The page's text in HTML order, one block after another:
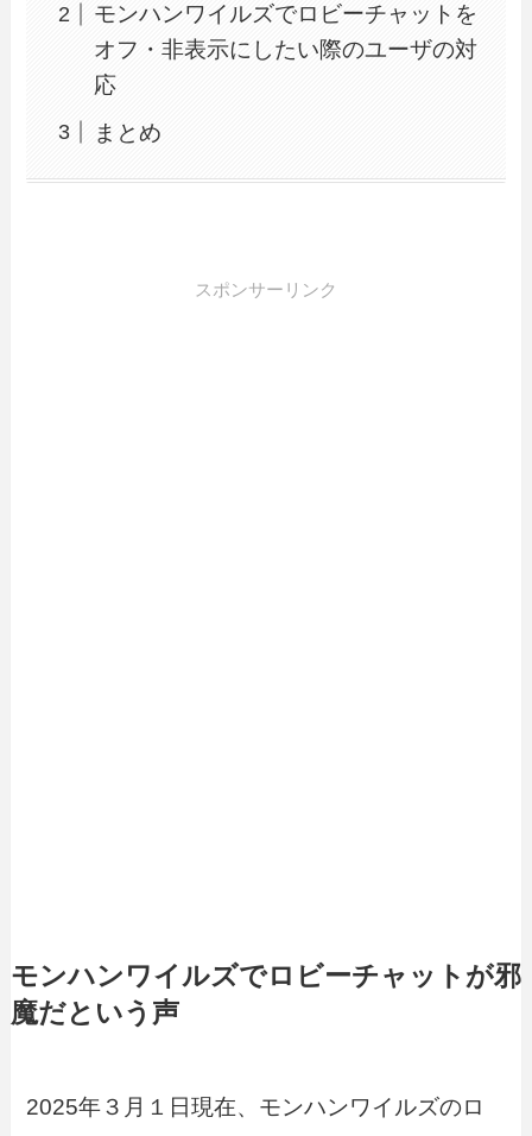
モンハンワイルズでロビーチャットを
オフ・非表示にしたい際のユーザの対
応
まとめ
スポンサーリンク
モンハンワイルズでロビーチャットが邪
魔だという声
2025年３月１日現在、モンハンワイルズのロ